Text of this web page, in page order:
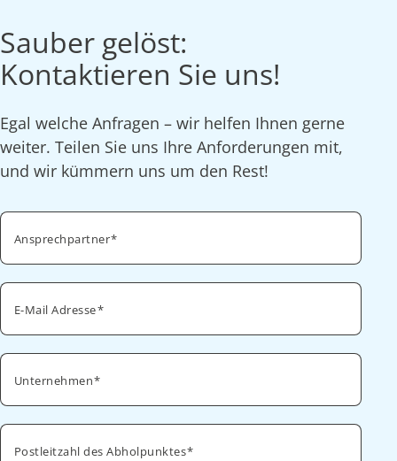
Sauber gelöst:
Kontaktieren Sie uns!
Egal welche Anfragen – wir helfen Ihnen gerne
weiter. Teilen Sie uns Ihre Anforderungen mit,
und wir kümmern uns um den Rest!
Ansprechpartner
E-Mail Adresse
Unternehmen
Postleitzahl des Abholpunktes